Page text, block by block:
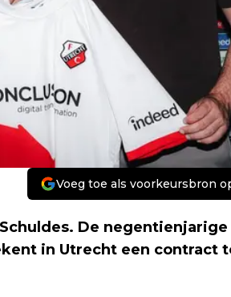
Voeg toe als voorkeursbron
De
in Utrecht een contract